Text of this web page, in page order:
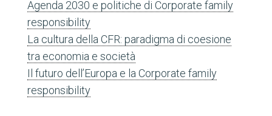
Agenda 2030 e politiche di Corporate family
responsibility
La cultura della CFR: paradigma di coesione
tra economia e società
Il futuro dell’Europa e la Corporate family
responsibility